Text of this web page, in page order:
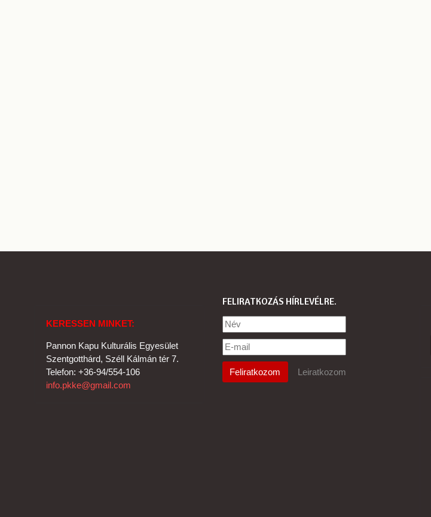
KERESSEN MINKET:
Pannon Kapu Kulturális Egyesület
Szentgotthárd, Széll Kálmán tér 7.
Telefon: +36-94/554-106
info.pkke@gmail.com
FELIRATKOZÁS HÍRLEVÉLRE